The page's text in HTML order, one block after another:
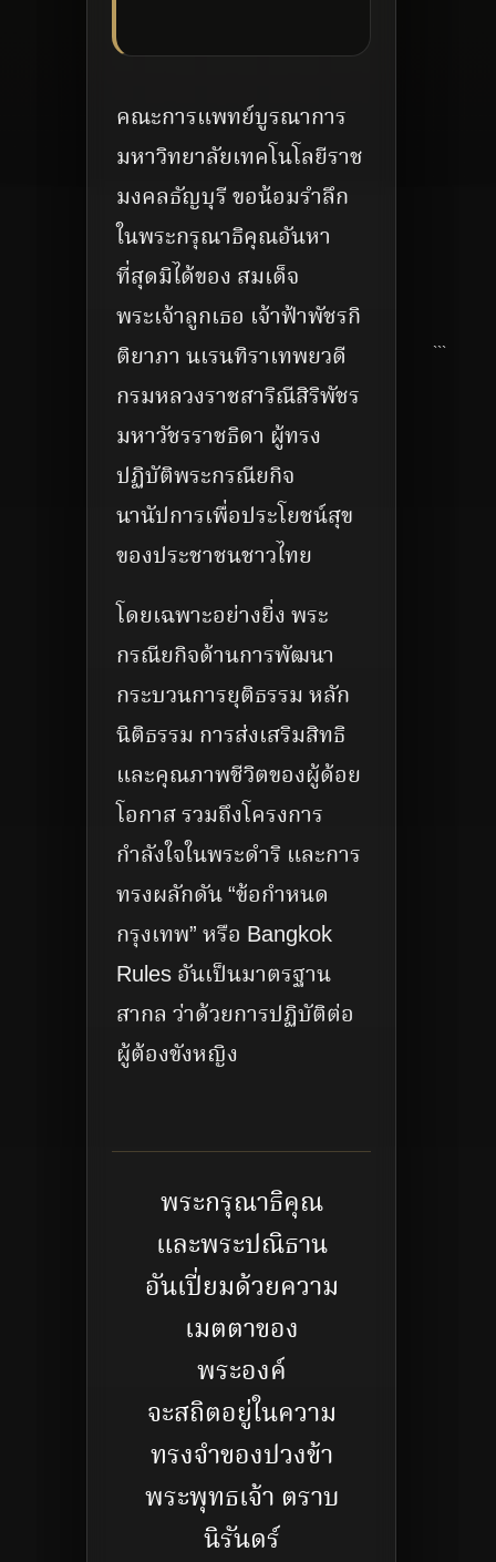
คณะการแพทย์บูรณาการ
มหาวิทยาลัยเทคโนโลยีราช
มงคลธัญบุรี ขอน้อมรำลึก
ในพระกรุณาธิคุณอันหา
ที่สุดมิได้ของ สมเด็จ
พระเจ้าลูกเธอ เจ้าฟ้าพัชรกิ
ติยาภา นเรนทิราเทพยวดี
กรมหลวงราชสาริณีสิริพัชร
มหาวัชรราชธิดา ผู้ทรง
ปฏิบัติพระกรณียกิจ
นานัปการเพื่อประโยชน์สุข
ของประชาชนชาวไทย
โดยเฉพาะอย่างยิ่ง พระ
กรณียกิจด้านการพัฒนา
กระบวนการยุติธรรม หลัก
นิติธรรม การส่งเสริมสิทธิ
และคุณภาพชีวิตของผู้ด้อย
โอกาส รวมถึงโครงการ
กำลังใจในพระดำริ และการ
ทรงผลักดัน “ข้อกำหนด
กรุงเทพ” หรือ Bangkok
Rules อันเป็นมาตรฐาน
สากล ว่าด้วยการปฏิบัติต่อ
ผู้ต้องขังหญิง
พระกรุณาธิคุณ
และพระปณิธาน
อันเปี่ยมด้วยความ
เมตตาของ
พระองค์
จะสถิตอยู่ในความ
ทรงจำของปวงข้า
พระพุทธเจ้า ตราบ
นิรันดร์
```